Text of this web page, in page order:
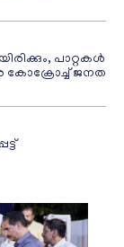
പാറ്റകൾ
കോക്രോച്ച് ജനത